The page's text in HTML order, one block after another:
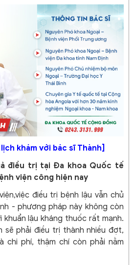
khám với bác sĩ Thành]
điều trị tại Đa khoa Quốc tế
viện công hiện nay
điều trị bệnh lậu vẫn chủ
- phương pháp này không còn
lậu kháng thuốc rất mạnh.
sẽ phải điều trị thành nhiều đợt,
chi phí, thậm chí còn phải nằm